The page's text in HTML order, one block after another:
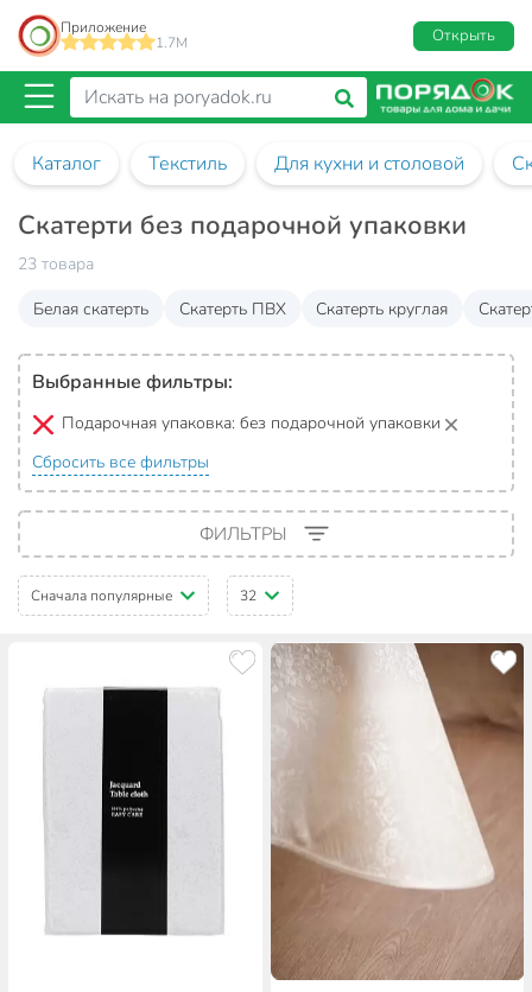
Приложение
1.7M
Открыть
Каталог Текстиль Для кухни и столовой
Скатерти без подарочной упаковки
23 товара
Белая скатерть
Скатерть ПВХ Скатерть круглая
Выбранные фильтры:
Подарочная упаковка: без подарочной упаковки
Сбросить все фильтры
ФИЛЬТРЫ
Сначала популярные 32